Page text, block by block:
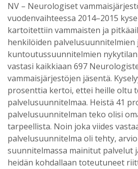
NV – Neurologiset
vuodenvaihteessa 2014–2015
kartoitettiin vammaisten ja
henkilöiden palvelusuunnitelmien
kuntoutussuunnitelmien
vastasi kaikkiaan 697
vammaisjärjestöjen jäsentä.
prosenttia kertoi, ettei heille oltu
palvelusuunnitelmaa. Heistä 41
palvelusuunnitelman teko olisi
tarpeellista. Noin joka viides
palvelusuunnitelma oli tehty,
suunnitelmassa mainitut palvelut
heidän kohdallaan toteutuneet